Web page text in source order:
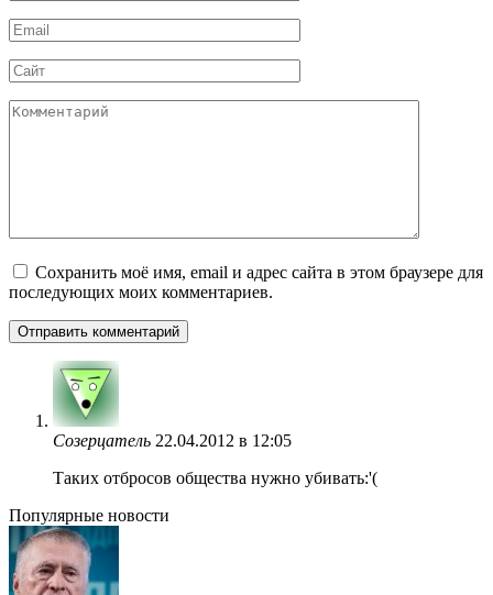
*
Email
*
Сайт
Комментарий
Сохранить моё имя, email и адрес сайта в этом браузере для
последующих моих комментариев.
Созерцатель 22.04.2012 в 12:05
Таких отбросов общества нужно убивать:'(
Популярные новости